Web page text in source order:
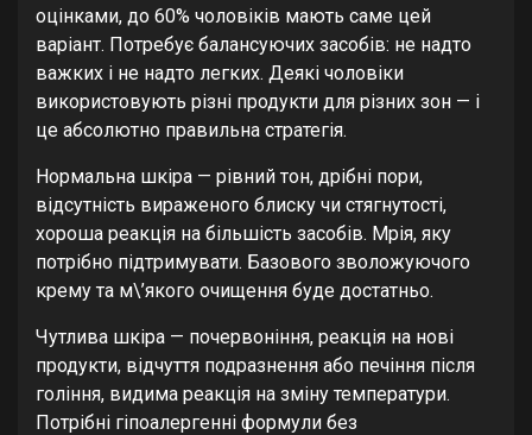
оцінками, до 60% чоловіків мають саме цей
варіант. Потребує балансуючих засобів: не надто
важких і не надто легких. Деякі чоловіки
використовують різні продукти для різних зон — і
це абсолютно правильна стратегія.
Нормальна шкіра — рівний тон, дрібні пори,
відсутність вираженого блиску чи стягнутості,
хороша реакція на більшість засобів. Мрія, яку
потрібно підтримувати. Базового зволожуючого
крему та м\’якого очищення буде достатньо.
Чутлива шкіра — почервоніння, реакція на нові
продукти, відчуття подразнення або печіння після
гоління, видима реакція на зміну температури.
Потрібні гіпоалергенні формули без